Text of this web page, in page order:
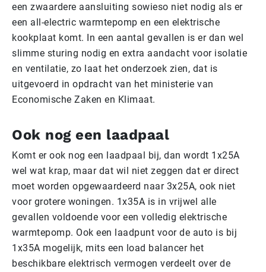
een zwaardere aansluiting sowieso niet nodig als er
een all-electric warmtepomp en een elektrische
kookplaat komt. In een aantal gevallen is er dan wel
slimme sturing nodig en extra aandacht voor isolatie
en ventilatie, zo laat het onderzoek zien, dat is
uitgevoerd in opdracht van het ministerie van
Economische Zaken en Klimaat.
Ook nog een laadpaal
Komt er ook nog een laadpaal bij, dan wordt 1x25A
wel wat krap, maar dat wil niet zeggen dat er direct
moet worden opgewaardeerd naar 3x25A, ook niet
voor grotere woningen. 1x35A is in vrijwel alle
gevallen voldoende voor een volledig elektrische
warmtepomp. Ook een laadpunt voor de auto is bij
1x35A mogelijk, mits een load balancer het
beschikbare elektrisch vermogen verdeelt over de